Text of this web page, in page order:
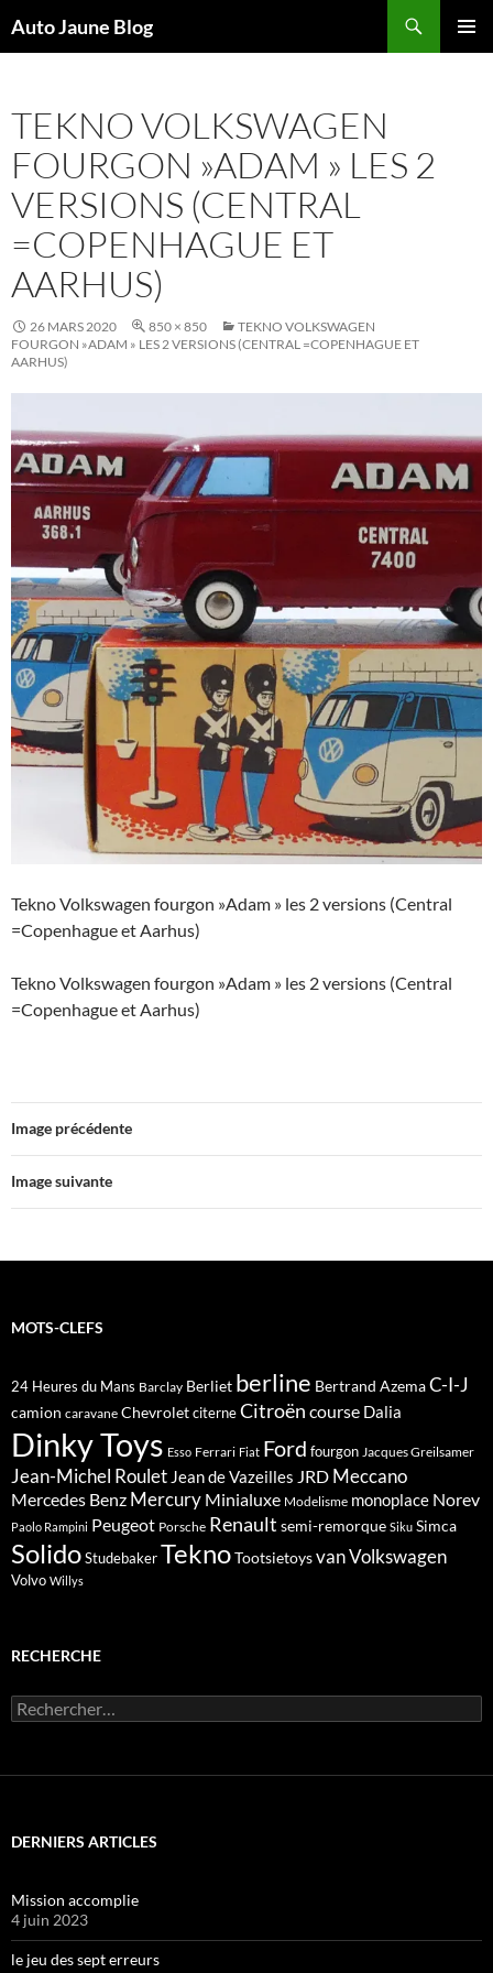
Auto Jaune Blog
TEKNO VOLKSWAGEN
FOURGON »ADAM » LES 2
VERSIONS (CENTRAL
=COPENHAGUE ET
AARHUS)
26 MARS 2020 850 × 850
TEKNO VOLKSWAGEN
FOURGON »ADAM » LES 2 VERSIONS (CENTRAL =COPENHAGUE ET
AARHUS)
Tekno Volkswagen fourgon »Adam » les 2 versions (Central
=Copenhague et Aarhus)
Tekno Volkswagen fourgon »Adam » les 2 versions (Central
=Copenhague et Aarhus)
Image précédente
Image suivante
MOTS-CLEFS
24 Heures du Mans Barclay Berliet berline Bertrand AzemaC-I-J
camion caravane ChevroletciterneCitroën course Dalia
Dinky Toys Esso Ferrari Fiat Ford fourgon Jacques Greilsamer
Jean-Michel Roulet Jean de Vazeilles JRD Meccano
Mercedes Benz Mercury Minialuxe Modelisme monoplace Norev
Paolo Rampini Peugeot Porsche Renault semi-remorque Siku Simca
SolidoStudebakerTeknoTootsietoysvanVolkswagen
Volvo Willys
RECHERCHE
Rechercher :
DERNIERS ARTICLES
Mission accomplie
4 juin 2023
le jeu des sept erreurs